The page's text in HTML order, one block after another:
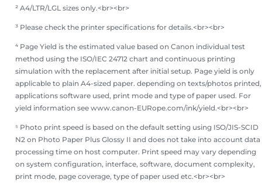
² A4/LTR/LGL sizes only.<br><br>
³ Please check the printer specifications for details.<br><br>
⁴ Page Yield is the estimated value based on Canon individual test
method using the ISO/IEC 24712 chart and continuous printing
simulation with the replacement after initial setup. Page yield is only
applicable to plain A4-sized paper. depending on texts/photos printed,
applications software used, print mode and type of paper used. For
yield information see www.canon-EURope.com/ink/yield.<br><br>
⁵ Photo print speed is based on the default setting using ISO/JIS-SCID
N2 on Photo Paper Plus Glossy II and does not take into account data
processing time on host computer. Print speed may vary depending
on system configuration, interface, software, document complexity,
print mode, page coverage, type of paper used etc.<br><br>